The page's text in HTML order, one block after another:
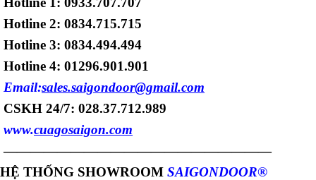
Hotline 2: 0834.715.715
Hotline 3: 0834.494.494
Hotline 4: 01296.901.901
Email:sales.saigondoor@gmail.com
CSKH 24/7: 028.37.712.989
www.cuagosaigon.com
————————————————————
HỆ THỐNG SHOWROOM SAIGONDOOR®